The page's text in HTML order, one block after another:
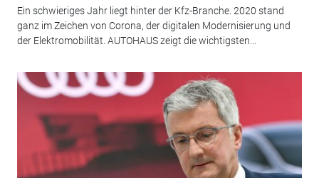
Ein schwieriges Jahr liegt hinter der Kfz-Branche. 2020 stand
ganz im Zeichen von Corona, der digitalen Modernisierung und
der Elektromobilität. AUTOHAUS zeigt die wichtigsten...